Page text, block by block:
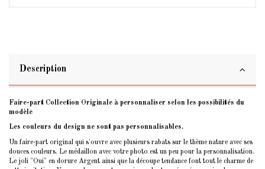
Description
Faire-part Collection Originale à personnaliser selon les possibilités du
modèle
Les couleurs du design ne sont pas personnalisables.
Un faire-part original qui s'ouvre avec plusieurs rabats sur le thème nature avec ses
douces couleurs. Le médaillon avec votre photo est un peu pour la personnalisation.
Le joli "Oui" en dorure Argent ainsi que la découpe tendance font tout le charme de